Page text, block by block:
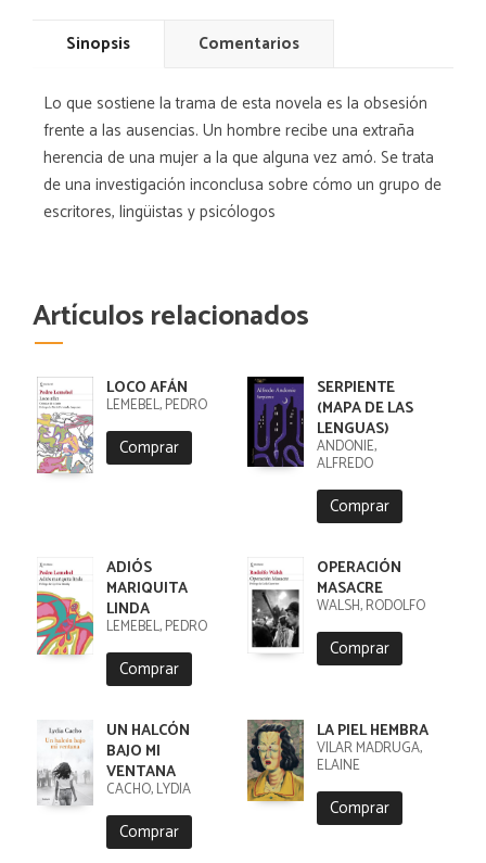
Sinopsis Comentarios
Lo que sostiene la trama de esta novela es la obsesión
frente a las ausencias. Un hombre recibe una extraña
herencia de una mujer a la que alguna vez amó. Se trata
de una investigación inconclusa sobre cómo un grupo de
escritores, lingüistas y psicólogos
Artículos relacionados
LOCO AFÁN
LEMEBEL, PEDRO
Comprar
SERPIENTE
(MAPA DE LAS
LENGUAS)
ANDONIE,
ALFREDO
Comprar
ADIÓS
MARIQUITA
LINDA
LEMEBEL, PEDRO
Comprar
OPERACIÓN
MASACRE
WALSH, RODOLFO
Comprar
UN HALCÓN
BAJO MI
VENTANA
CACHO, LYDIA
Comprar
LA PIEL HEMBRA
VILAR MADRUGA,
ELAINE
Comprar